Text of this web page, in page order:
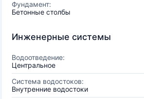
Фундамент:
Бетонные столбы
Инженерные системы
Водоотведение:
Центральное
Система водостоков:
Внутренние водостоки